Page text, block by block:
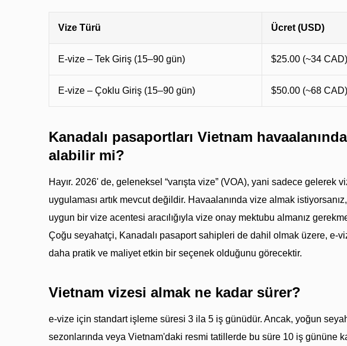
Vize Türü Ücret (USD)
E-vize – Tek Giriş (15–90 gün) $25.00 (~34 CAD)
E-vize – Çoklu Giriş (15–90 gün) $50.00 (~68 CAD)
Kanadalı pasaportları Vietnam
alabilir mi?
Hayır. 2026' de, geleneksel “varışta vize” (VOA), yani sadece gelerek
uygulaması artık mevcut değildir. Havaalanında vize almak
uygun bir vize acentesi aracılığıyla vize onay mektubu almanız
Çoğu seyahatçi, Kanadalı pasaport sahipleri de dahil olmak üzere, e-
daha pratik ve maliyet etkin bir seçenek olduğunu görecektir.
Vietnam vizesi almak ne kadar sürer?
e-vize için standart işleme süresi 3 ila 5 iş günüdür. Ancak, yoğun
sezonlarında veya Vietnam'daki resmi tatillerde bu süre 10 iş gününe